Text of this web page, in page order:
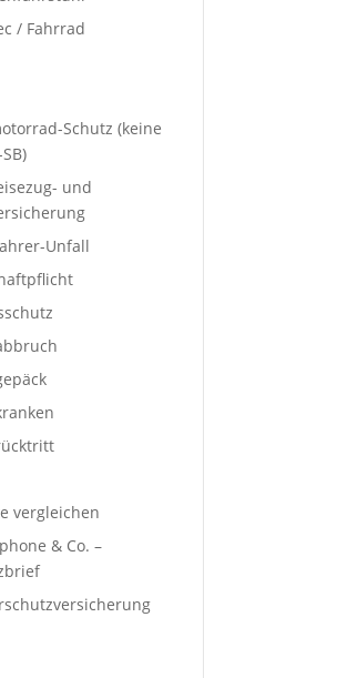
/ Fahrrad
Schutz (keine
und
Unfall
vergleichen
& Co. –